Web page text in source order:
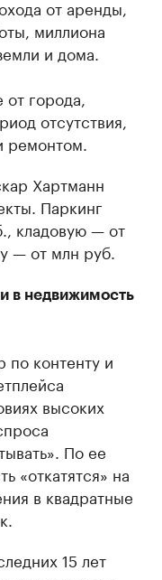
от аренды,
миллиона
и дома.
города,
отсутствия,
ремонтом.
Хартманн
Паркинг
кладовую — от
— от млн руб.
в недвижимость
по контенту и
высоких
По ее
«откатятся» на
в квадратные
15 лет